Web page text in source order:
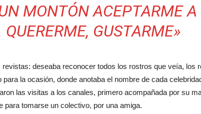
MONTÓN ACEPTARME
GUSTARME»
deseaba reconocer todos los rostros que veía, los
la ocasión, donde anotaba el nombre de cada
las visitas a los canales, primero acompañada por su
para tomarse un colectivo, por una amiga.